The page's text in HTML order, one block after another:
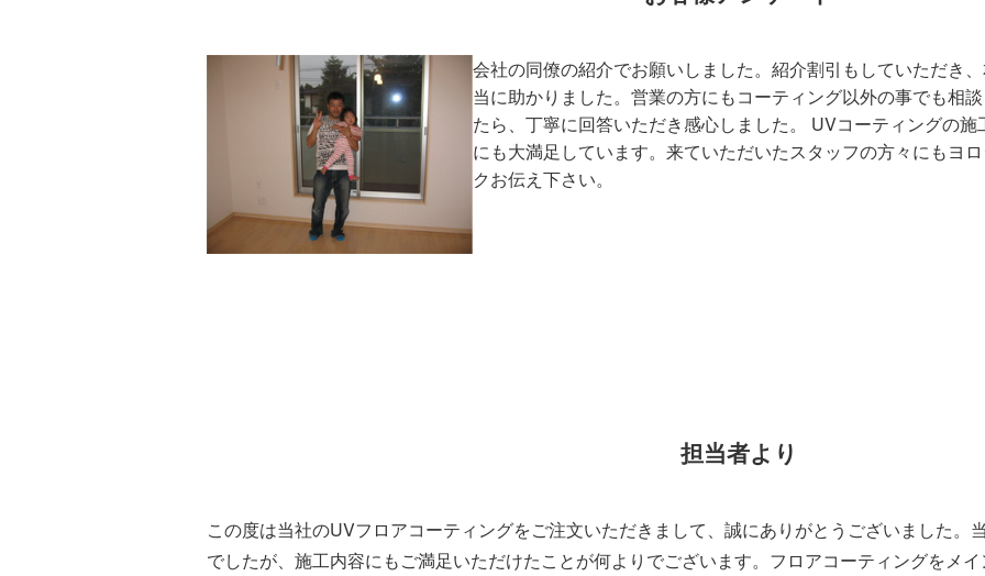
会社の同僚の紹介でお願いしました。紹介割引もしていただき
当に助かりました。営業の方にもコーティング以外の事でも相
たら、丁寧に回答いただき感心しました。 UVコーティングの施
にも大満足しています。来ていただいたスタッフの方々にもヨ
クお伝え下さい。
担当者より
この度は当社のUVフロアコーティングをご注文いただきまして、誠にありがとうございました。
でしたが、施工内容にもご満足いただけたことが何よりでございます。フロアコーティングをメ